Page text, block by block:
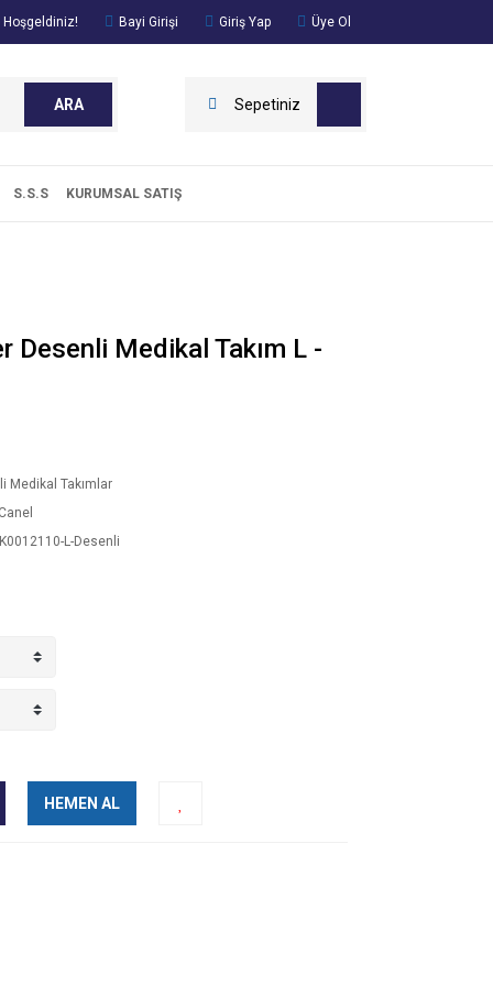
Hoşgeldiniz! Bayi Girişi Giriş Yap Üye Ol
ARA Sepetiniz
S.S.S KURUMSAL SATIŞ
Desenli Medikal Takım L -
Medikal Takımlar
L-Desenli
HEMEN AL